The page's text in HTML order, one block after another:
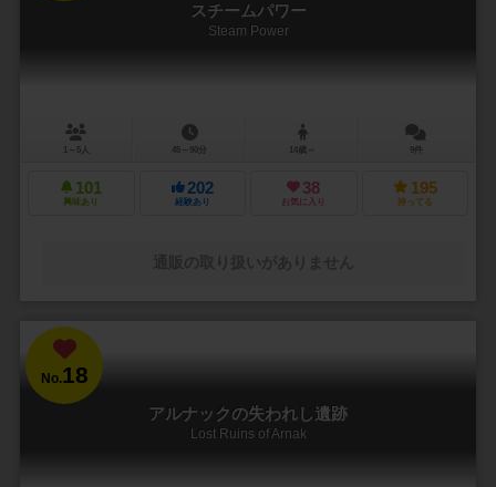
スチームパワー
Steam Power
1～5人 45～90分 14歳～ 9件
101
興味あり
202
経験あり
38
お気に入り
195
持ってる
No.18
アルナックの失われし遺跡
Lost Ruins of Arnak